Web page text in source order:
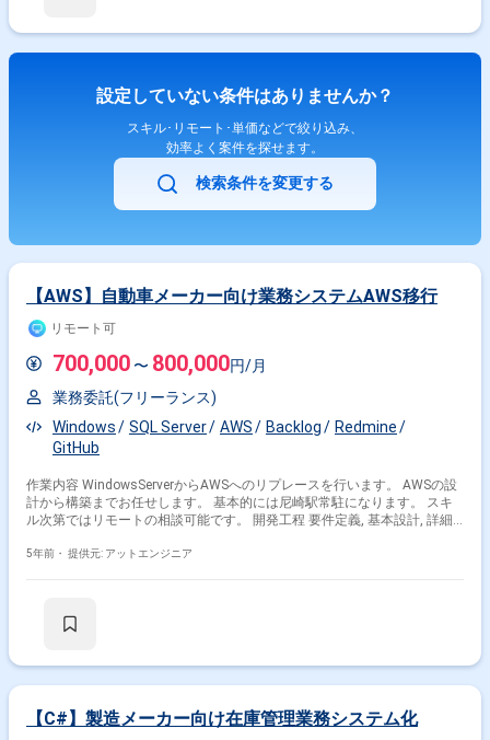
設定していない条件はありませんか？
スキル･リモート･単価などで絞り込み、
効率よく案件を探せます。
検索条件を変更する
【AWS】自動車メーカー向け業務システムAWS移行
リモート可
700,000 〜 800,000円/月
業務委託(フリーランス)
Windows
SQL Server AWS Backlog
Redmine
GitHub
作業内容 WindowsServerからAWSへのリプレースを行います。 AWSの設
計から構築までお任せします。 基本的には尼崎駅常駐になります。 スキ
ル次第ではリモートの相談可能です。 開発工程 要件定義, 基本設計, 詳細
5年前・ 提供元: アットエンジニア
【C#】製造メーカー向け在庫管理業務システム化